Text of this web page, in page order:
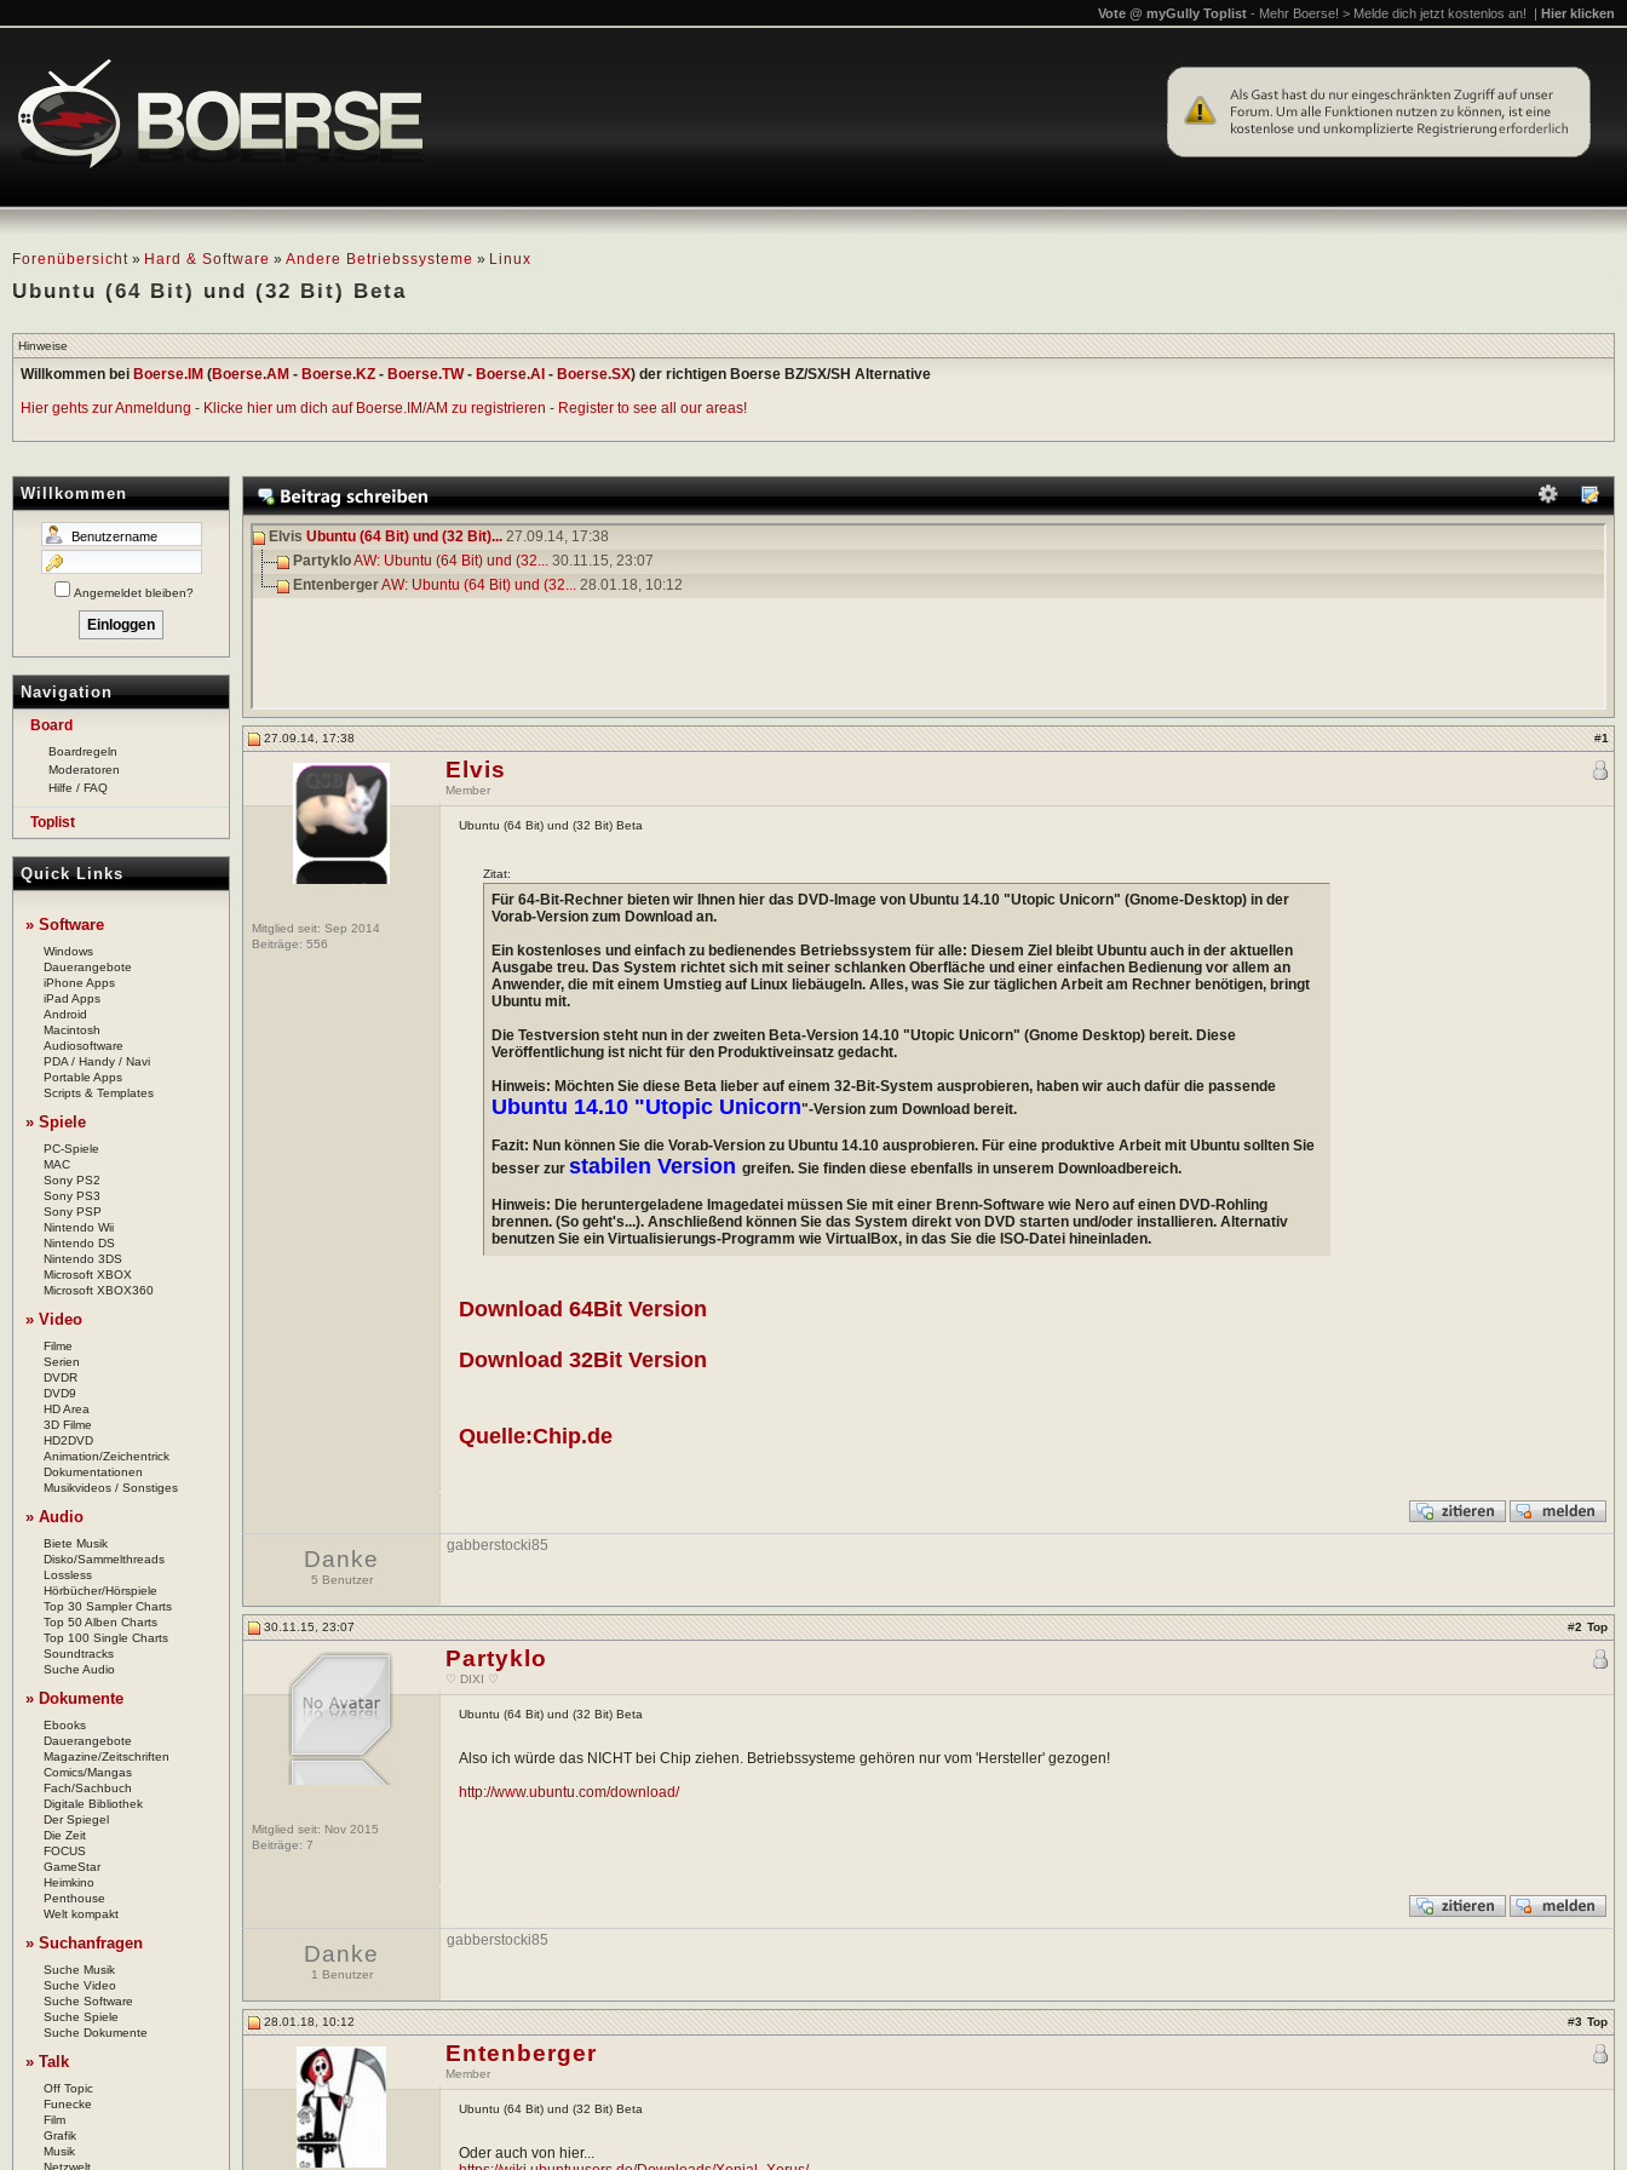
Forenübersicht » Hard & Software » Andere Betriebssysteme » Linux
Ubuntu (64 Bit) und (32 Bit) Beta
Vote @ myGully Toplist - Mehr Boerse! > Melde dich jetzt kostenlos an! | Hier klicken
Hinweise
Willkommen bei Boerse.IM (Boerse.AM - Boerse.KZ - Boerse.TW- Boerse.AI - Boerse.SX) der richtigen Boerse BZ/SX/SH Alternative
Hier gehts zur Anmeldung - Klicke hier um dich auf Boerse.IM/AM zu registrieren - Register to see all our areas!
Willkommen
Angemeldet bleiben?
Navigation
Board
Boardregeln
Moderatoren
Hilfe / FAQ
Toplist
Quick Links
» Software
Windows
Dauerangebote
iPhone Apps
iPad Apps
Android
Macintosh
Audiosoftware
PDA / Handy / Navi
Portable Apps
Scripts & Templates
» Spiele
PC-Spiele
MAC
Sony PS2
Sony PS3
Sony PSP
Nintendo Wii
Nintendo DS
Nintendo 3DS
Microsoft XBOX
Microsoft XBOX360
» Video
Filme
Serien
DVDR
DVD9
HD Area
3D Filme
HD2DVD
Animation/Zeichentrick
Dokumentationen
Musikvideos / Sonstiges
» Audio
Biete Musik
Disko/Sammelthreads
Lossless
Hörbücher/Hörspiele
Top 30 Sampler Charts
Top 50 Alben Charts
Top 100 Single Charts
Soundtracks
Suche Audio
» Dokumente
Ebooks
Dauerangebote
Magazine/Zeitschriften
Comics/Mangas
Fach/Sachbuch
Digitale Bibliothek
Der Spiegel
Die Zeit
FOCUS
GameStar
Heimkino
Penthouse
Welt kompakt
» Suchanfragen
Suche Musik
Suche Video
Suche Software
Suche Spiele
Suche Dokumente
» Talk
Off Topic
Funecke
Film
Grafik
Musik
Elvis Ubuntu (64 Bit) und (32 Bit)... 27.09.14, 17:38
PartykloAW: Ubuntu (64 Bit) und (32... 30.11.15, 23:07
EntenbergerAW: Ubuntu (64 Bit) und (32... 28.01.18, 10:12
27.09.14, 17:38 #1
Mitglied seit: Sep 2014
Beiträge: 556
Elvis
Member
Ubuntu (64 Bit) und (32 Bit) Beta
Zitat:
Für 64-Bit-Rechner bieten wir Ihnen hier das DVD-Image von Ubuntu 14.10 "Utopic Unicorn" (Gnome-Desktop) in der
Vorab-Version zum Download an.
Ein kostenloses und einfach zu bedienendes Betriebssystem für alle: Diesem Ziel bleibt Ubuntu auch in der aktuellen
Ausgabe treu. Das System richtet sich mit seiner schlanken Oberfläche und einer einfachen Bedienung vor allem an
Anwender, die mit einem Umstieg auf Linux liebäugeln. Alles, was Sie zur täglichen Arbeit am Rechner benötigen, bringt
Ubuntu mit.
Die Testversion steht nun in der zweiten Beta-Version 14.10 "Utopic Unicorn" (Gnome Desktop) bereit. Diese
Veröffentlichung ist nicht für den Produktiveinsatz gedacht.
Hinweis: Möchten Sie diese Beta lieber auf einem 32-Bit-System ausprobieren, haben wir auch dafür die passende
Ubuntu 14.10 "Utopic Unicorn"-Version zum Download bereit.
Fazit: Nun können Sie die Vorab-Version zu Ubuntu 14.10 ausprobieren. Für eine produktive Arbeit mit Ubuntu sollten Sie
besser zur stabilen Version greifen. Sie finden diese ebenfalls in unserem Downloadbereich.
Hinweis: Die heruntergeladene Imagedatei müssen Sie mit einer Brenn-Software wie Nero auf einen DVD-Rohling
brennen. (So geht's...). Anschließend können Sie das System direkt von DVD starten und/oder installieren. Alternativ
benutzen Sie ein Virtualisierungs-Programm wie VirtualBox, in das Sie die ISO-Datei hineinladen.
Download 64Bit Version
Download 32Bit Version
Quelle:Chip.de
Danke
5 Benutzer
gabberstocki85
30.11.15, 23:07 #2 Top
Mitglied seit: Nov 2015
Beiträge: 7
Partyklo
♡ DIXI ♡
Ubuntu (64 Bit) und (32 Bit) Beta
Also ich würde das NICHT bei Chip ziehen. Betriebssysteme gehören nur vom 'Hersteller' gezogen!
http://www.ubuntu.com/download/
Danke
1 Benutzer
gabberstocki85
28.01.18, 10:12 #3 Top
Entenberger
Member
Ubuntu (64 Bit) und (32 Bit) Beta
Oder auch von hier...